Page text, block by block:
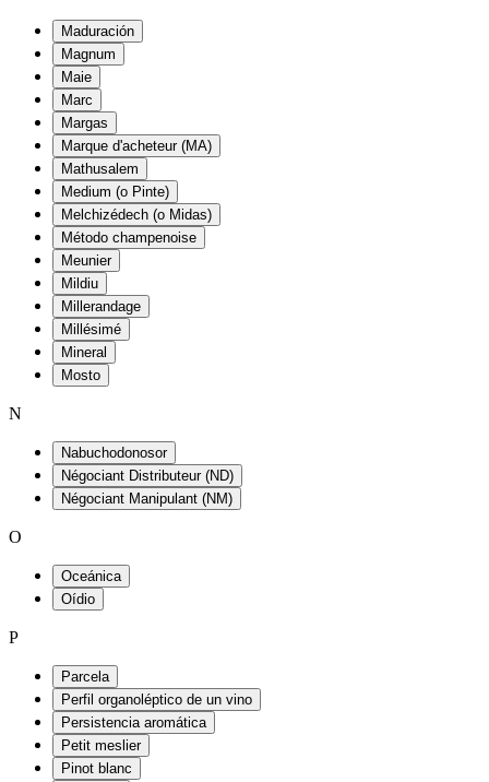
Maduración
Magnum
Maie
Marc
Margas
Marque d'acheteur (MA)
Mathusalem
Medium (o Pinte)
Melchizédech (o Midas)
Método champenoise
Meunier
Mildiu
Millerandage
Millésimé
Mineral
Mosto
N
Nabuchodonosor
Négociant Distributeur (ND)
Négociant Manipulant (NM)
O
Oceánica
Oídio
P
Parcela
Perfil organoléptico de un vino
Persistencia aromática
Petit meslier
Pinot blanc